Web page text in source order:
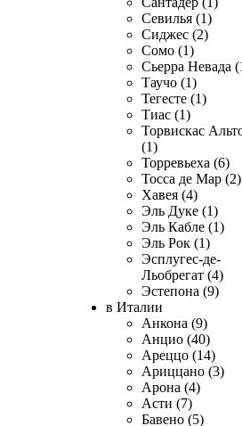
Севилья (1)
Сиджес (2)
Сомо (1)
Сьерра Невада
Таучо (1)
Тегесте (1)
Тиас (1)
Торвискас
(1)
Торревьеха (6)
Тосса де Мар (2)
Хавея (4)
Эль Дуке (1)
Эль Кабле (1)
Эль Рок (1)
Эсплугес-де-
Льобрегат (4)
Эстепона (9)
в Италии
Анкона (9)
Анцио (40)
Ареццо (14)
Ариццано (3)
Арона (4)
Асти (7)
Бавено (5)